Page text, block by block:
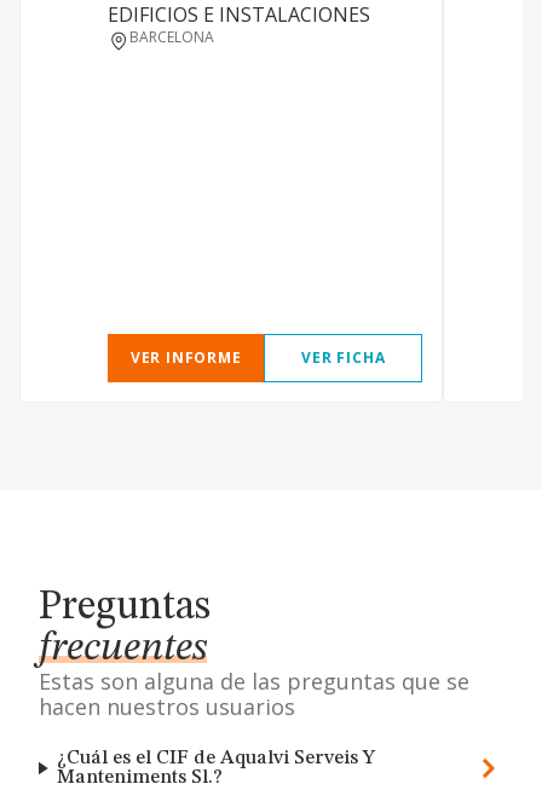
EDIFICIOS E INSTALACIONES
BARCELONA
VER INFORME VER FICHA
Preguntas
frecuentes
Estas son alguna de las preguntas que se
hacen nuestros usuarios
¿Cuál es el CIF de Aqualvi Serveis Y
Manteniments Sl.?